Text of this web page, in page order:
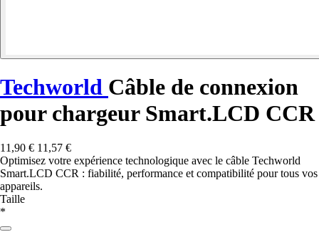
Techworld Câble de connexion
pour chargeur Smart.LCD CCR
11,90 € 11,57 €
Optimisez votre expérience technologique avec le câble Techworld
Smart.LCD CCR : fiabilité, performance et compatibilité pour tous vos
appareils.
Taille
*